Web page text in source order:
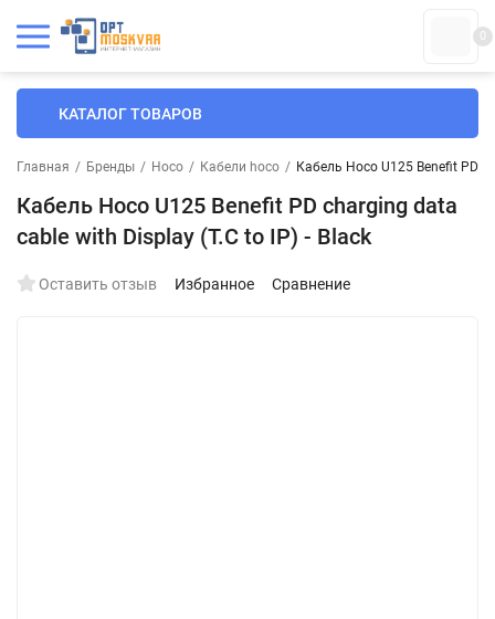
0
КАТАЛОГ ТОВАРОВ
Главная / Бренды / Hoco / Кабели hoco / Кабель Hoco U125 Benefit PD
Кабель Hoco U125 Benefit PD charging data
cable with Display (T.C to IP) - Black
Оставить отзыв Избранное Сравнение